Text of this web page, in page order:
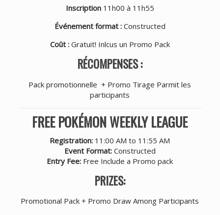
Inscription 11h00 à 11h55
Événement format : Constructed
Coût :Gratuit! Inlcus un Promo Pack
RÉCOMPENSES :
Pack promotionnelle + Promo Tirage Parmit les
participants
FREE POKÉMON WEEKLY LEAGUE
Registration: 11:00 AM to 11:55 AM
Event Format:Constructed
Entry Fee: Free Include a Promo pack
PRIZES:
Promotional Pack + Promo Draw Among Participants